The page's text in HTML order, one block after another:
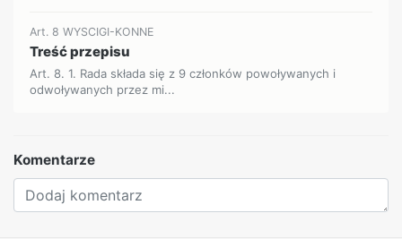
Art. 8 WYSCIGI-KONNE
Treść przepisu
Art. 8. 1. Rada składa się z 9 członków powoływanych i
odwoływanych przez mi...
Komentarze